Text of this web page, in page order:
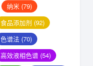
纳米 (79)
食品添加剂 (92)
色谱法 (70)
高效液相色谱 (54)